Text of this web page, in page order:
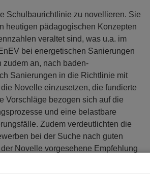
Schulbaurichtlinie zu novellieren. Sie
heutigen pädagogischen Konzepten
veraltet sind, was u.a. im
bei energetischen Sanierungen
zudem an, nach baden-
Sanierungen in die Richtlinie mit
Novelle einzusetzen, die fundierte
Vorschläge bezogen sich auf die
und eine belastbare
Zudem verdeutlichten die
bei der Suche nach guten
Novelle vorgesehene Empfehlung
festzuschreiben.